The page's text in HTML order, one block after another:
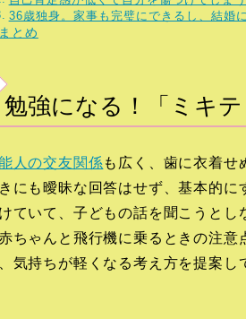
36歳独身。家事も完璧にできるし、結婚
まとめ
勉強になる！「ミキテ
人の交友関係も広く、歯に衣着せ
にも曖昧な回答はせず、基本的
ていて、子どもの話を聞こうとし
赤ちゃんと飛行機に乗るときの注
気持ちが軽くなる考え方を提案し